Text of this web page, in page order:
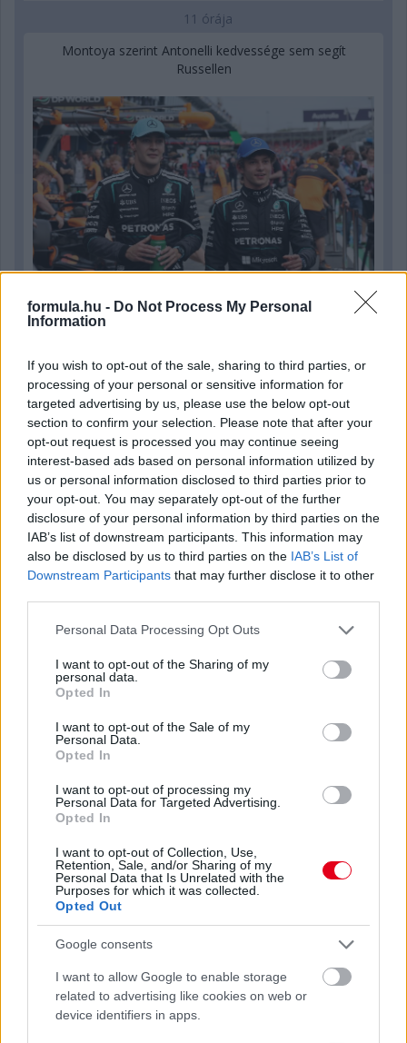
formula.hu - Do Not Process My Personal
Information
If you wish to opt-out of the sale, sharing to third parties, or
processing of your personal or sensitive information for
targeted advertising by us, please use the below opt-out
section to confirm your selection. Please note that after your
opt-out request is processed you may continue seeing
interest-based ads based on personal information utilized by
us or personal information disclosed to third parties prior to
your opt-out. You may separately opt-out of the further
disclosure of your personal information by third parties on the
IAB’s list of downstream participants. This information may
also be disclosed by us to third parties on the IAB’s List of
Downstream Participants that may further disclose it to other
Please note that this website/app uses one or more Google
not limited to your visit or usage behaviour. You may click to
grant or deny consent to Google and its third-party tags to
use your data for below specified purposes in below Google
consent section.
Personal Data Processing Opt Outs
I want to opt-out of the Sharing of my
personal data.
Opted In
I want to opt-out of the Sale of my
Personal Data.
Opted In
I want to opt-out of processing my
Personal Data for Targeted Advertising.
Opted In
I want to opt-out of Collection, Use,
Retention, Sale, and/or Sharing of my
Personal Data that Is Unrelated with the
Purposes for which it was collected.
Opted Out
Google consents
I want to allow Google to enable storage
related to advertising like cookies on web or
device identifiers in apps.
11 órája
Montoya szerint Antonelli kedvessége sem segít
Russellen
1 napja
Hakkinen megtartaná a Norris-Piastri párost a
McLarennél, nem borítaná fel Verstappenért
Megvan, mikor kezdődik az F1-es Bahreini Nagydíj